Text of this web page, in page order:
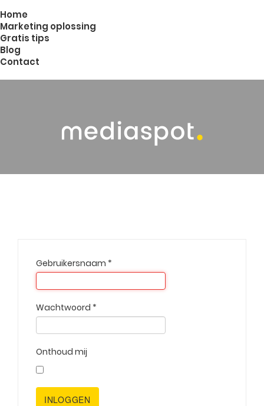
Home
Marketing oplossing
Gratis tips
Blog
Contact
Gebruikersnaam *
Wachtwoord *
Onthoud mij
INLOGGEN